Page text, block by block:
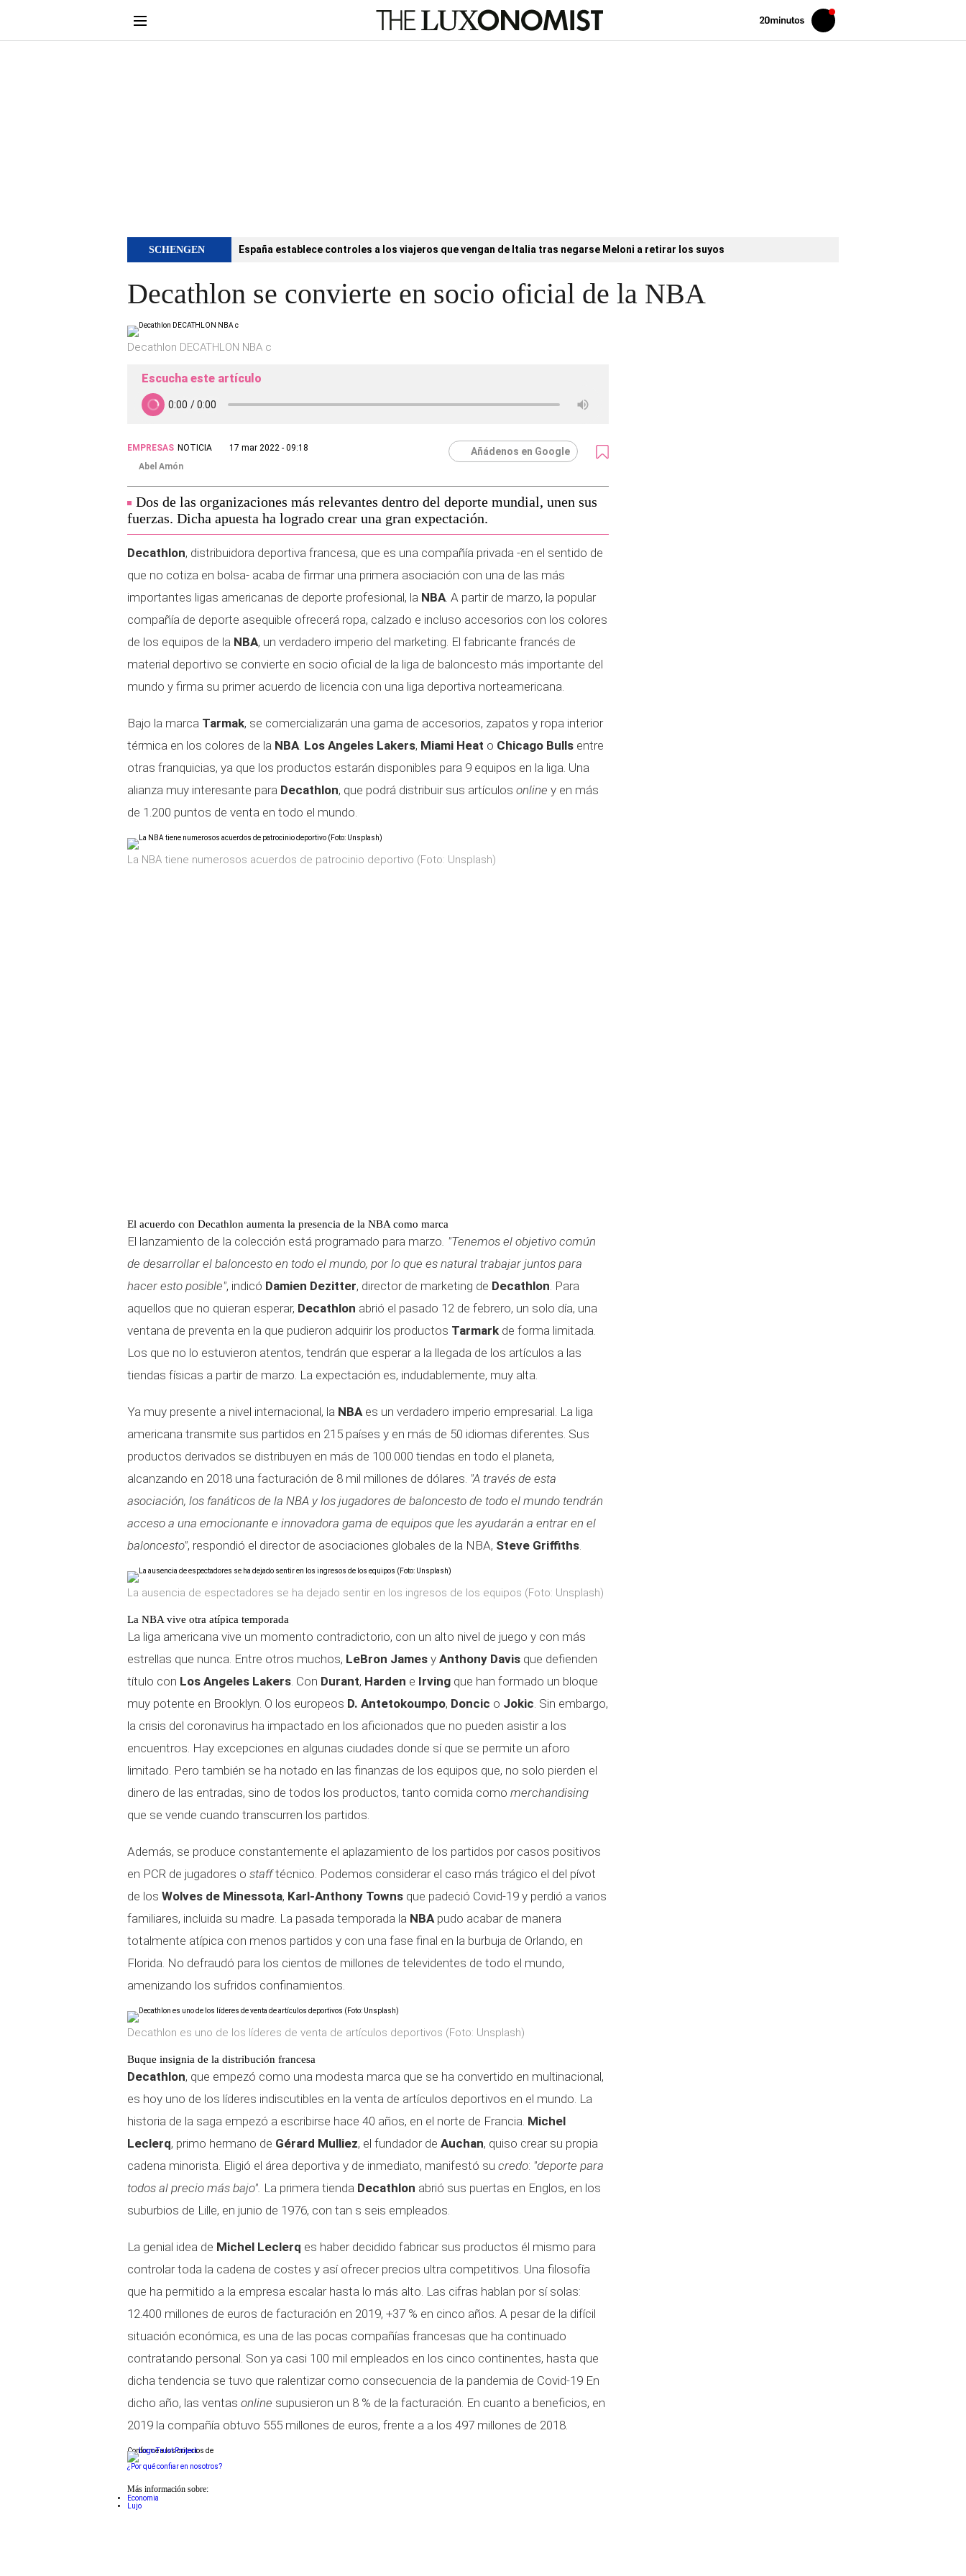
Volver
Iniciar
sesión
SCHENGEN España establece controles a los viajeros que vengan de Italia tras negarse Meloni a retirar los suyos
Decathlon se convierte en socio oficial de la NBA
Decathlon DECATHLON NBA c
Escucha este artículo
EMPRESAS NOTICIA
17 mar 2022 - 09:18
Abel Amón
Añádenos en Google
Dos de las organizaciones más relevantes dentro del deporte mundial, unen sus
fuerzas. Dicha apuesta ha logrado crear una gran expectación.
Decathlon, distribuidora deportiva francesa, que es una compañía privada -en el sentido de
que no cotiza en bolsa- acaba de firmar una primera asociación con una de las más
importantes ligas americanas de deporte profesional, la NBA. A partir de marzo, la popular
compañía de deporte asequible ofrecerá ropa, calzado e incluso accesorios con los colores
de los equipos de la NBA, un verdadero imperio del marketing. El fabricante francés de
material deportivo se convierte en socio oficial de la liga de baloncesto más importante del
mundo y firma su primer acuerdo de licencia con una liga deportiva norteamericana.
Bajo la marca Tarmak, se comercializarán una gama de accesorios, zapatos y ropa interior
térmica en los colores de la NBA. Los Angeles Lakers, Miami Heat o Chicago Bulls entre
otras franquicias, ya que los productos estarán disponibles para 9 equipos en la liga. Una
alianza muy interesante para Decathlon, que podrá distribuir sus artículos online y en más
de 1.200 puntos de venta en todo el mundo.
La NBA tiene numerosos acuerdos de patrocinio deportivo (Foto: Unsplash)
El acuerdo con Decathlon aumenta la presencia de la NBA como marca
El lanzamiento de la colección está programado para marzo. "Tenemos el objetivo común
de desarrollar el baloncesto en todo el mundo, por lo que es natural trabajar juntos para
hacer esto posible", indicó Damien Dezitter, director de marketing de Decathlon. Para
aquellos que no quieran esperar, Decathlon abrió el pasado 12 de febrero, un solo día, una
ventana de preventa en la que pudieron adquirir los productos Tarmark de forma limitada.
Los que no lo estuvieron atentos, tendrán que esperar a la llegada de los artículos a las
tiendas físicas a partir de marzo. La expectación es, indudablemente, muy alta.
Ya muy presente a nivel internacional, la NBAes un verdadero imperio empresarial. La liga
americana transmite sus partidos en 215 países y en más de 50 idiomas diferentes. Sus
productos derivados se distribuyen en más de 100.000 tiendas en todo el planeta,
alcanzando en 2018 una facturación de 8 mil millones de dólares. "A través de esta
asociación, los fanáticos de la NBA y los jugadores de baloncesto de todo el mundo tendrán
acceso a una emocionante e innovadora gama de equipos que les ayudarán a entrar en el
baloncesto", respondió el director de asociaciones globales de la NBA, Steve Griffiths.
La ausencia de espectadores se ha dejado sentir en los ingresos de los equipos (Foto: Unsplash)
La NBA vive otra atípica temporada
La liga americana vive un momento contradictorio, con un alto nivel de juego y con más
estrellas que nunca. Entre otros muchos, LeBron James y Anthony Davis que defienden
título con Los Angeles Lakers. Con Durant, Harden e Irving que han formado un bloque
muy potente en Brooklyn. O los europeos D. Antetokoumpo, Doncic o Jokic. Sin embargo,
la crisis del coronavirus ha impactado en los aficionados que no pueden asistir a los
encuentros. Hay excepciones en algunas ciudades donde sí que se permite un aforo
limitado. Pero también se ha notado en las finanzas de los equipos que, no solo pierden el
dinero de las entradas, sino de todos los productos, tanto comida como merchandising
que se vende cuando transcurren los partidos.
Además, se produce constantemente el aplazamiento de los partidos por casos positivos
en PCR de jugadores o stafftécnico. Podemos considerar el caso más trágico el del pívot
de los Wolves de Minessota, Karl-Anthony Towns que padeció Covid-19 y perdió a varios
familiares, incluida su madre. La pasada temporada la NBApudo acabar de manera
totalmente atípica con menos partidos y con una fase final en la burbuja de Orlando, en
Florida. No defraudó para los cientos de millones de televidentes de todo el mundo,
amenizando los sufridos confinamientos.
Decathlon es uno de los líderes de venta de artículos deportivos (Foto: Unsplash)
Buque insignia de la distribución francesa
Decathlon, que empezó como una modesta marca que se ha convertido en multinacional,
es hoy uno de los líderes indiscutibles en la venta de artículos deportivos en el mundo. La
historia de la saga empezó a escribirse hace 40 años, en el norte de Francia. Michel
Leclerq, primo hermano de Gérard Mulliez, el fundador de Auchan, quiso crear su propia
cadena minorista. Eligió el área deportiva y de inmediato, manifestó su credo: "deporte para
todos al precio más bajo". La primera tienda Decathlon abrió sus puertas en Englos, en los
suburbios de Lille, en junio de 1976, con tan s seis empleados.
La genial idea de Michel Leclerq es haber decidido fabricar sus productos él mismo para
controlar toda la cadena de costes y así ofrecer precios ultra competitivos. Una filosofía
que ha permitido a la empresa escalar hasta lo más alto. Las cifras hablan por sí solas:
12.400 millones de euros de facturación en 2019, +37 % en cinco años. A pesar de la difícil
situación económica, es una de las pocas compañías francesas que ha continuado
contratando personal. Son ya casi 100 mil empleados en los cinco continentes, hasta que
dicha tendencia se tuvo que ralentizar como consecuencia de la pandemia de Covid-19 En
dicho año, las ventas online supusieron un 8 % de la facturación. En cuanto a beneficios, en
2019 la compañía obtuvo 555 millones de euros, frente a a los 497 millones de 2018.
Conforme a los criterios de
¿Por qué confiar en nosotros?
Más información sobre:
Economia
Lujo